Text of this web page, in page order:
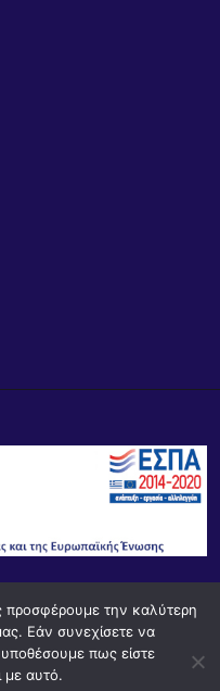
AE
προσφέρουμε την καλύτερη
Εάν συνεχίσετε να
υποθέσουμε πως είστε
με αυτό.